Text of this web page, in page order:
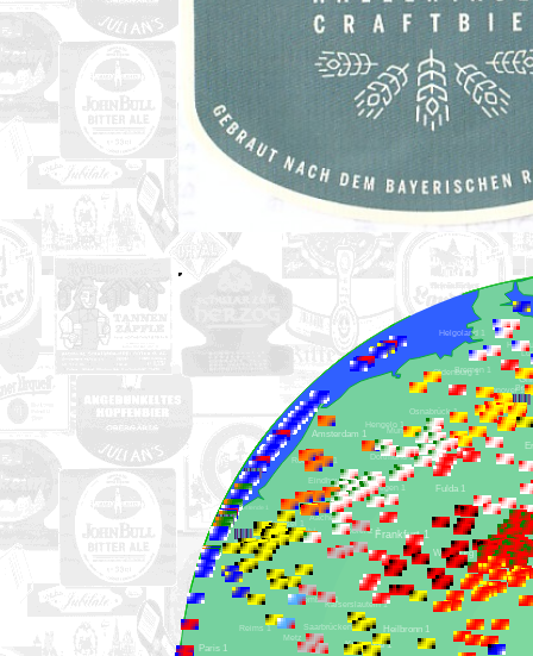
Paris 1
Amsterdam 1
Frankfurt 1
Brüssel 1
Hannover 1
Köln 1
Luxemburg 1
Bremen 1
Karlsruhe 1
Saarbrücken 1
Lille 1
Eindhoven 1
Rotterdam 1
Metz 1
Fulda 1
Dortmund 1
Heilbronn 1
Würzburg 1
Oldenburg 1
Osnabrück 1
Aachen 1
Münster 1
Siegen 1
Kaiserslautern 1
Koblenz 1
Helgoland 1
Hengelo 1
Reims 1
Lüttich 1